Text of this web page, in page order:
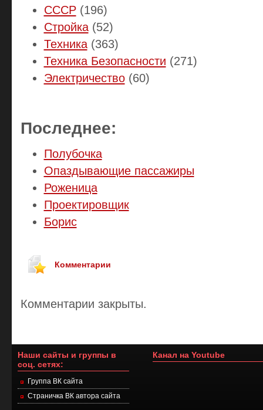
СССР(196)
Стройка(52)
Техника(363)
Техника Безопасности (271)
Электричество(60)
Последнее:
Полубочка
Опаздывающие пассажиры
Роженица
Проектировщик
Борис
Комментарии
Комментарии закрыты.
Наши сайты и группы в
соц. сетях:
Группа ВК сайта
Страничка ВК автора сайта
Канал на Youtube